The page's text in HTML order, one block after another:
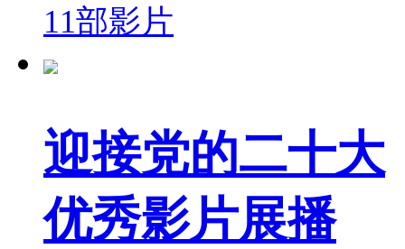
11部影片
迎接党的二十大
优秀影片展播